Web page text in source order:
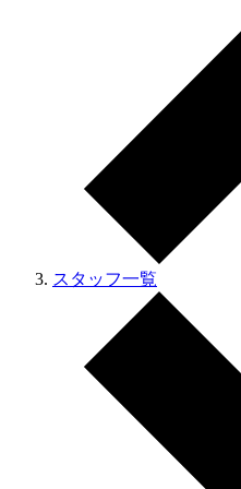
スタッフ一覧